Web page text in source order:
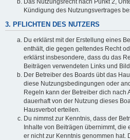
Das Nutzungsrecht nach Punkt 2,
Kündigung des Nutzungsvertrages
3. PFLICHTEN DES NUTZERS
Du erklärst mit der Erstellung eines
enthält, die gegen geltendes Recht
erklärst insbesondere, dass du das
Beiträgen verwendeten Links und
Der Betreiber des Boards übt das
diese Nutzungsbedingungen oder
Regeln kann der Betreiber dich nach
dauerhaft von der Nutzung dieses
Hausverbot erteilen.
Du nimmst zur Kenntnis, dass der
Inhalte von Beiträgen übernimmt, die
er nicht zur Kenntnis genommen hat.